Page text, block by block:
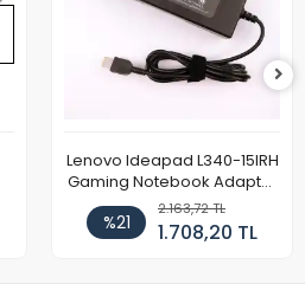
Lenovo Ideapad L340-15IRH
Gaming Notebook Adaptör
Cihazı Şarj Aleti (150W)
%21
2.163,72 TL
1.708,20 TL